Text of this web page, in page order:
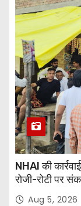
NHAI की
रोजी-रोटी पर
Aug 5, 2026